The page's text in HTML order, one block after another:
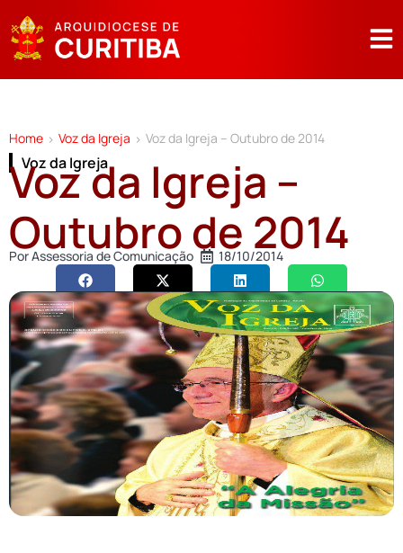
Home > Voz da Igreja > Voz da Igreja – Outubro de 2014
Voz da Igreja
Voz da Igreja –
Outubro de 2014
PorAssessoria de Comunicação 18/10/2014